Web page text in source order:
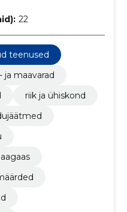
22
teenused
ja maavarad
riik ja ühiskond